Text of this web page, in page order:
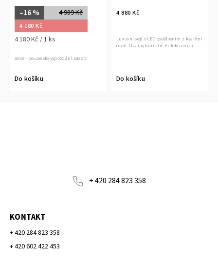
4 989 Kč
–16 %
4 180 Kč
4 180 Kč / 1 ks
Do košíku
akce - pouze do vyprodání zásob
4 880 Kč
Do košíku
Luxusní sejf s LED osvětlením z kvalitní
oceli. Uzamykání klíč + elektronika.
+ 420 284 823 358
KONTAKT
+ 420 284 823 358
+ 420 602 422 453